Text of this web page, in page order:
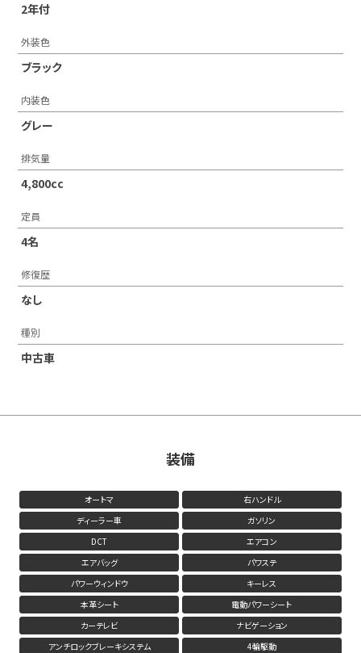
2年付
外装色
ブラック
内装色
グレー
排気量
4,800cc
定員
4名
修復歴
なし
種別
中古車
装備
オートマ
右ハンドル
ディーラー車
ガソリン
DCT
エアコン
エアバッグ
パワステ
パワーウィンドウ
キーレス
本革シート
電動パワーシート
カーテレビ
ナビゲーション
アンチロックブレーキシステム
4輪駆動